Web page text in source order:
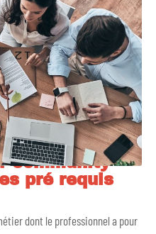
community
pré requis
dont le professionnel a pour